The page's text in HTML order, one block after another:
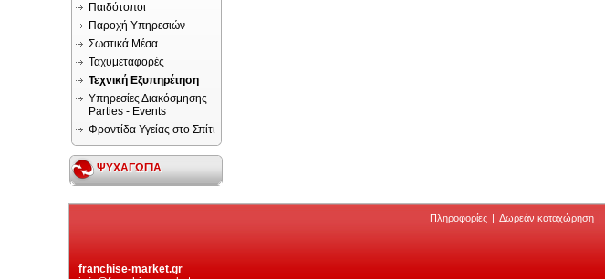
Παιδότοποι
Παροχή Υπηρεσιών
Σωστικά Μέσα
Ταχυμεταφορές
Τεχνική Εξυπηρέτηση
Υπηρεσίες Διακόσμησης
Parties - Events
Φροντίδα Υγείας στο Σπίτι
ΨΥΧΑΓΩΓΙΑ
Πληροφορίες | Δωρεάν καταχώρηση |
franchise-market.gr